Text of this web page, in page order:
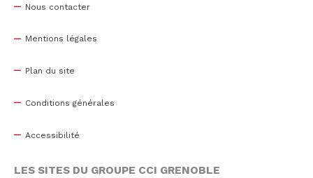
Nous contacter
Mentions légales
Plan du site
Conditions générales
Accessibilité
LES SITES DU GROUPE CCI GRENOBLE